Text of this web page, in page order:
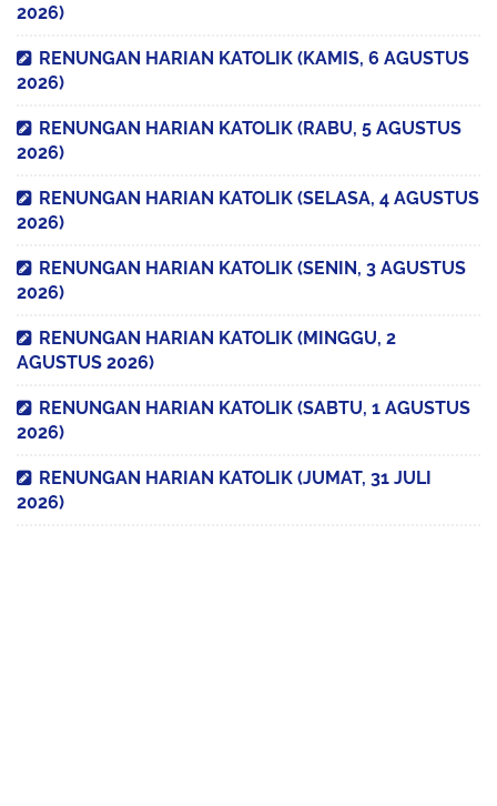
2026)
RENUNGAN HARIAN KATOLIK (KAMIS, 6 AGUSTUS
2026)
RENUNGAN HARIAN KATOLIK (RABU, 5 AGUSTUS
2026)
RENUNGAN HARIAN KATOLIK (SELASA, 4 AGUSTUS
2026)
RENUNGAN HARIAN KATOLIK (SENIN, 3 AGUSTUS
2026)
RENUNGAN HARIAN KATOLIK (MINGGU, 2
AGUSTUS 2026)
RENUNGAN HARIAN KATOLIK (SABTU, 1 AGUSTUS
2026)
RENUNGAN HARIAN KATOLIK (JUMAT, 31 JULI
2026)